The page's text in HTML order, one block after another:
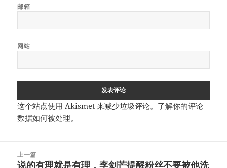
邮箱
网站
这个站点使用 Akismet 来减少垃圾评论。 了解你的评论
数据如何被处理。
上一篇
上
说的有理就是有理，李剑芒提醒粉丝不要被他洗